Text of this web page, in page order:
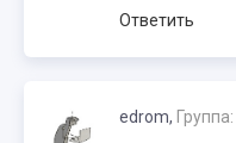
Ответить
edrom, Группа: